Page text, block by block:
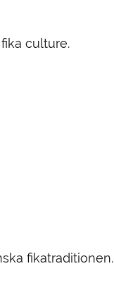
culture.
fikatraditionen.